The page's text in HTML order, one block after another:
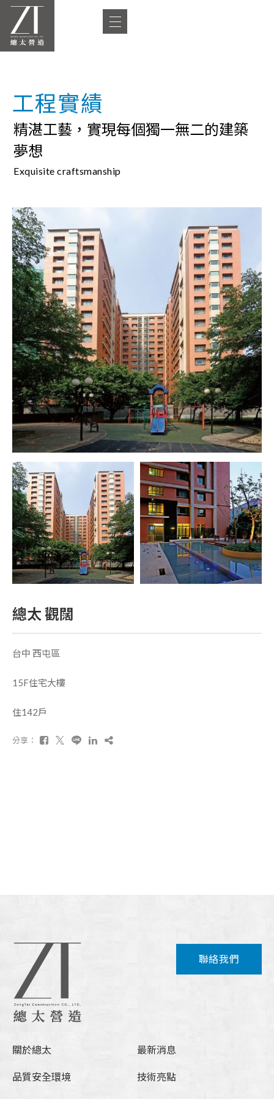
工程實績
精湛工藝，實現每個獨一無二的建築
夢想
Exquisite craftsmanship
總太 觀闊
台中 西屯區
15F住宅大樓
住142戶
分享：
關於總太 最新消息
品質安全環境 技術亮點
聯絡我們